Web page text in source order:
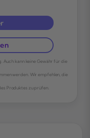
Auch kann keine Gewähr für die
werden. Wir empfehlen, die
Produktes zu prüfen.